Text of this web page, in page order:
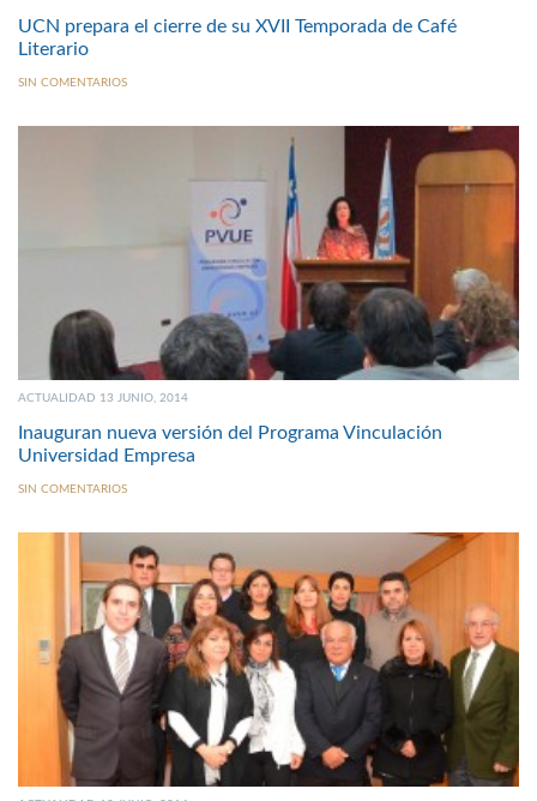
UCN prepara el cierre de su XVII Temporada de Café
Literario
SIN COMENTARIOS
ACTUALIDAD 13 JUNIO, 2014
Inauguran nueva versión del Programa Vinculación
Universidad Empresa
SIN COMENTARIOS